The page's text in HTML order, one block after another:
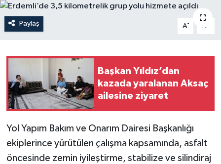
Paylaş A- A
Başkan Yıldız’dan
kazada yaralanan Aksaç
ailesine ziyaret
Yol Yapım Bakım ve Onarım Dairesi Başkanlığı
ekiplerince yürütülen çalışma kapsamında, asfalt
öncesinde zemin iyileştirme, stabilize ve silindiraj